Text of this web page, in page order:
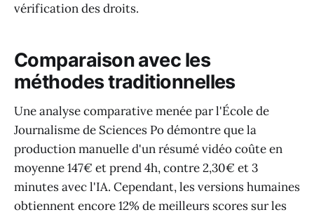
vérification des droits.
Comparaison avec les
méthodes traditionnelles
Une analyse comparative menée par l'École de
Journalisme de Sciences Po démontre que la
production manuelle d'un résumé vidéo coûte en
moyenne 147€ et prend 4h, contre 2,30€ et 3
minutes avec l'IA. Cependant, les versions humaines
obtiennent encore 12% de meilleurs scores sur les